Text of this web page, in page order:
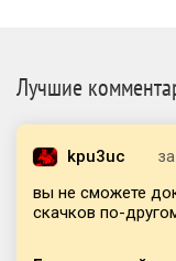
Лучшие
kpu3uc
вы не сможете
скачков по-